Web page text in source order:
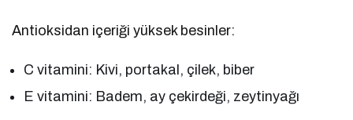
Antioksidan içeriği yüksek besinler:
C vitamini: Kivi, portakal, çilek, biber
E vitamini: Badem, ay çekirdeği, zeytinyağı